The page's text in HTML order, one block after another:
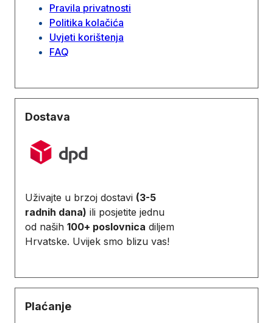
Pravila privatnosti
Politika kolačića
Uvjeti korištenja
FAQ
Dostava
Uživajte u brzoj dostavi (3-5
radnih dana) ili posjetite jednu
od naših 100+ poslovnica diljem
Hrvatske. Uvijek smo blizu vas!
Plaćanje